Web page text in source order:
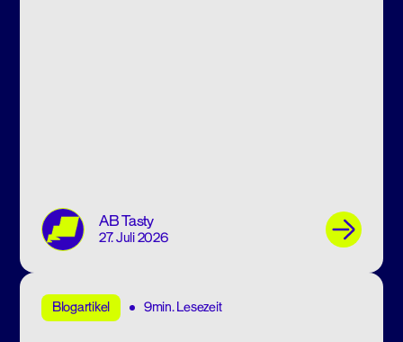
AB Tasty
27. Juli 2026
Blogartikel 9min. Lesezeit